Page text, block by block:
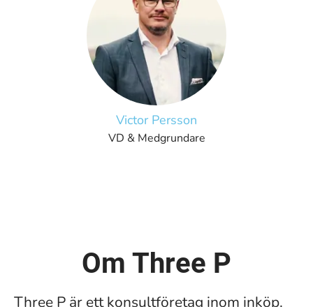
Victor Persson
VD & Medgrundare
Om Three P
Three P är ett konsultföretag inom inköp.